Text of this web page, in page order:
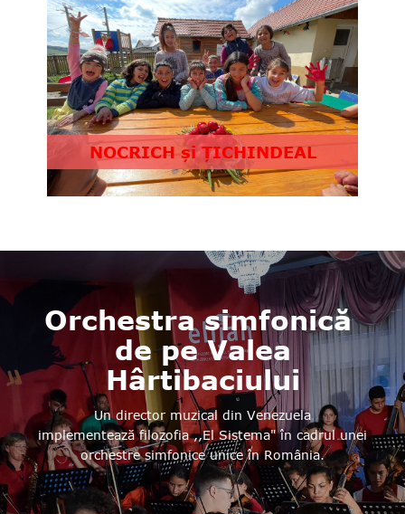
NOCRICH și ȚICHINDEAL
Orchestra simfonică
de pe Valea
Hârtibaciului
Un director muzical din Venezuela
implementează filozofia ,,El Sistema" în cadrul unei
orchestre simfonice unice în România.